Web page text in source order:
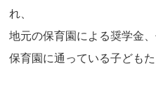
れ、
地元の保育園による奨学金
保育園に通っている子どもた